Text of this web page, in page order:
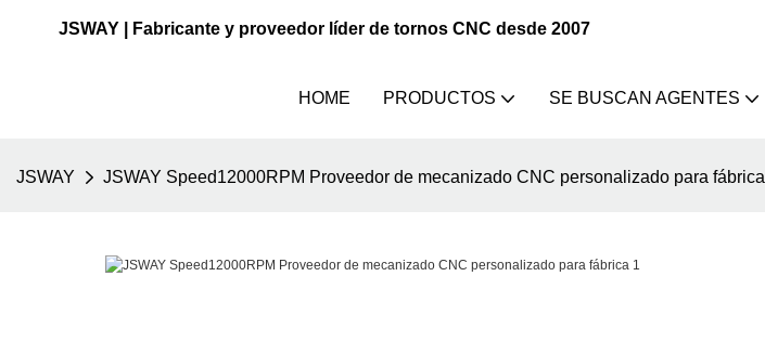
JSWAY | Fabricante y proveedor líder de tornos CNC desde 2007
HOME PRODUCTOS SE BUSCAN AGENTES
JSWAY JSWAY Speed12000RPM Proveedor de mecanizado CNC personalizado para fábrica